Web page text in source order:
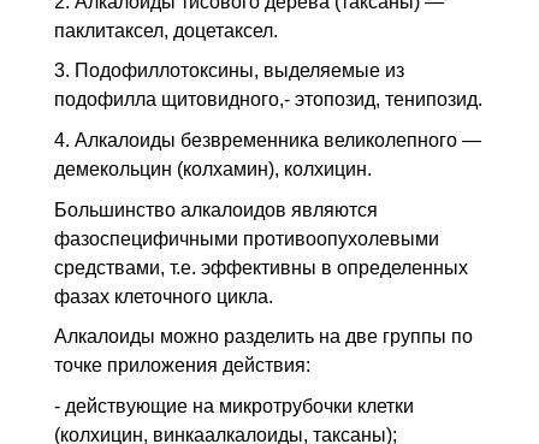
паклитаксел, доцетаксел.
3. Подофиллотоксины, выделяемые из
подофилла щитовидного,- этопозид, тенипозид.
4. Алкалоиды безвременника великолепного —
демекольцин (колхамин), колхицин.
Большинство алкалоидов являются
фазоспецифичными противоопухолевыми
средствами, т.е. эффективны в определенных
фазах клеточного цикла.
Алкалоиды можно разделить на две группы по
точке приложения действия:
- действующие на микротрубочки клетки
(колхицин, винкаалкалоиды, таксаны);